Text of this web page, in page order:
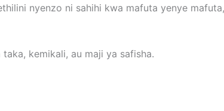
nyenzo ni sahihi kwa mafuta yenye
kemikali, au maji ya safisha.